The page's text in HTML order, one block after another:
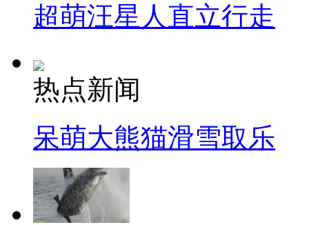
超萌汪星人直立行走
热点新闻
呆萌大熊猫滑雪取乐